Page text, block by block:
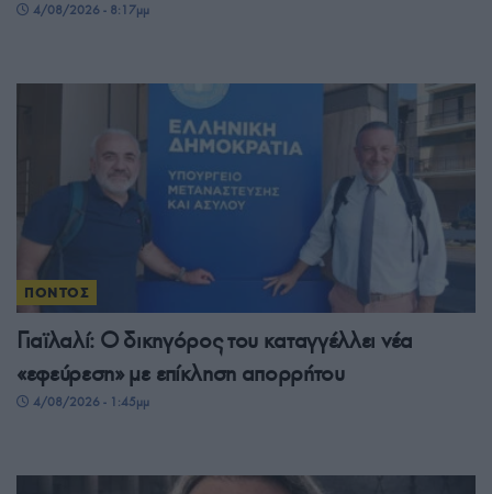
4/08/2026 - 8:17μμ
ΠΟΝΤΟΣ
Γιαϊλαλί: Ο δικηγόρος του καταγγέλλει νέα
«εφεύρεση» με επίκληση απορρήτου
4/08/2026 - 1:45μμ